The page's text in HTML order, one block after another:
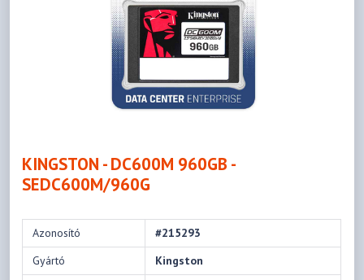
KINGSTON - DC600M 960GB -
SEDC600M/960G
Azonosító
#215293
Gyártó
Kingston